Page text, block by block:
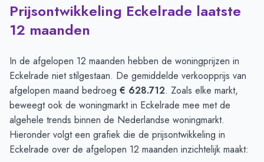
Huizenprijzen in Eckelrade per m2-Afgelopen 3 maanden
Type
Vraagprijs in euro's
Verkoopprijs in euro's
Prijsontwikkeling Eckelrade laatste
12 maanden
In de afgelopen 12 maanden hebben de woningprijzen in
Eckelrade niet stilgestaan. De gemiddelde verkoopprijs van
afgelopen maand bedroeg € 628.712. Zoals elke markt,
beweegt ook de woningmarkt in Eckelrade mee met de
algehele trends binnen de Nederlandse woningmarkt.
Hieronder volgt een grafiek die de prijsontwikkeling in
Eckelrade over de afgelopen 12 maanden inzichtelijk maakt: